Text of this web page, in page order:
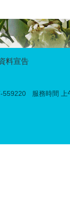
料宣告
559220 服務時間 上